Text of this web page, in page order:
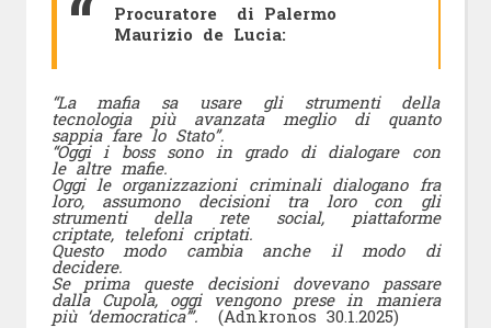
Procuratore di Palermo
Maurizio de Lucia:
“La mafia sa usare gli strumenti della
tecnologia più avanzata meglio di quanto
sappia fare lo Stato”.
“Oggi i boss sono in grado di dialogare con
le altre mafie.
Oggi le organizzazioni criminali dialogano fra
loro, assumono decisioni tra loro con gli
strumenti della rete social, piattaforme
criptate, telefoni criptati.
Questo modo cambia anche il modo di
decidere.
Se prima queste decisioni dovevano passare
dalla Cupola, oggi vengono prese in maniera
più ‘democratica’”. (Adnkronos 30.1.2025)